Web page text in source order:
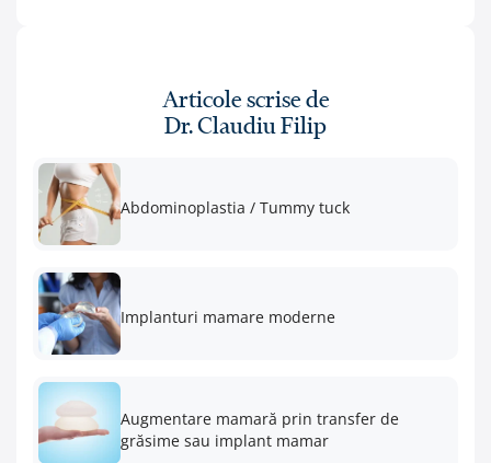
Articole scrise de
Dr. Claudiu Filip
Abdominoplastia / Tummy tuck
Implanturi mamare moderne
Augmentare mamară prin transfer de
grăsime sau implant mamar